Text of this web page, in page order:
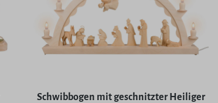
Schwibbogen mit geschnitzter Heiliger